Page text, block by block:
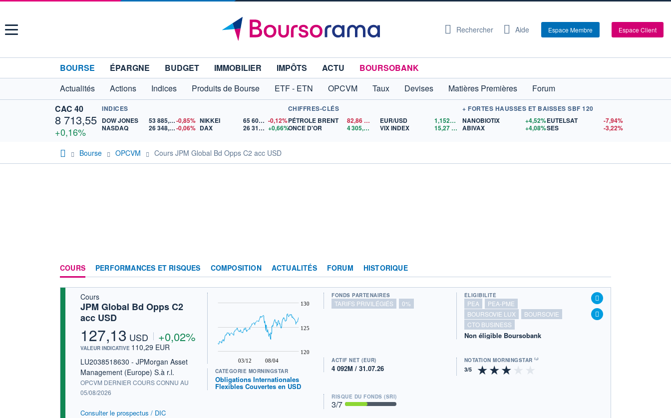
Menu Rechercher Aide Espace Membre Espace Client
BOURSE ÉPARGNE BUDGET IMMOBILIER IMPÔTS ACTU
BOURSOBANK
Actualités
Actions Indices Produits de Bourse ETF - ETN OPCVM Taux Devises Matières Premières
Forum
CAC 40
8 713,55
+0,16%
INDICES
DOW JONES
53 885,10-0,85%
NASDAQ
26 348,35-0,06%
NIKKEI 65 606,71 -0,12%
DAX
26 312,77 +0,66%
CHIFFRES-CLÉS
PÉTROLE BRENT
82,86
ONCE D'OR
4 305,20 $US
EUR/USD 1,1528$US
VIX INDEX
15,27$US
+ FORTES HAUSSES ET BAISSES SBF 120
NANOBIOTIX
+4,52%
ABIVAX
+4,08%
EUTELSAT
-7,94%
SES
-3,22%
Bourse OPCVM Cours JPM Global Bd Opps C2 acc USD
COURS PERFORMANCES ET RISQUES COMPOSITION ACTUALITÉS FORUM HISTORIQUE
Cours
JPM Global Bd Opps C2
acc USD
127,13 USD +0,02%
VALEUR INDICATIVE 110,29 EUR
LU2038518630 - JPMorgan Asset
Management (Europe) S.à r.l.
OPCVM DERNIER COURS CONNU AU
05/08/2026
Consulter le prospectus / DIC
03/12 08/04
120
125
130
CATÉGORIE MORNINGSTAR
Obligations Internationales
Flexibles Couvertes en USD
FONDS PARTENAIRES
TARIFS PRIVILÉGIÉS 0%
ÉLIGIBILITÉ
PEA
PEA-PME
BOURSOVIE LUX
BOURSOVIE
CTO BUSINESS
Non éligible Boursobank
ACTIF NET (EUR)
4 092M / 31.07.26
NOTATION MORNINGSTAR ⁽¹⁾
RISQUE DU FONDS (SRI)
3/7